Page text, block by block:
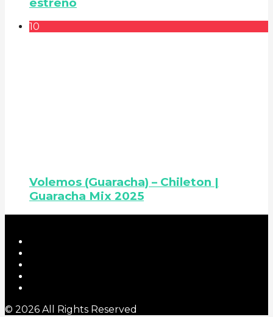
10
Volemos (Guaracha) – Chileton |
Guaracha Mix 2025
© 2026 All Rights Reserved